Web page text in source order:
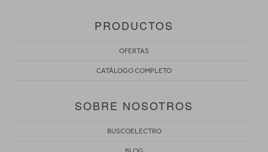
PRODUCTOS
OFERTAS
CATÁLOGO COMPLETO
SOBRE NOSOTROS
BUSCOELECTRO